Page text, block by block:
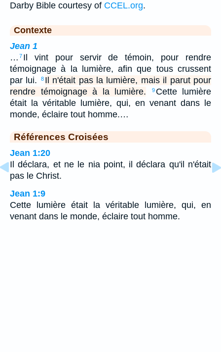
Darby Bible courtesy of CCEL.org.
Contexte
Jean 1
… 7 Il vint pour servir de témoin, pour rendre
témoignage à la lumière, afin que tous crussent
par lui.
8 Il n'était pas la lumière, mais il parut pour
rendre témoignage à la lumière.
9 Cette lumière
était la véritable lumière, qui, en venant dans le
monde, éclaire tout homme.…
Références Croisées
Jean 1:20
Il déclara, et ne le nia point, il déclara qu'il n'était
pas le Christ.
Jean 1:9
Cette lumière était la véritable lumière, qui, en
venant dans le monde, éclaire tout homme.